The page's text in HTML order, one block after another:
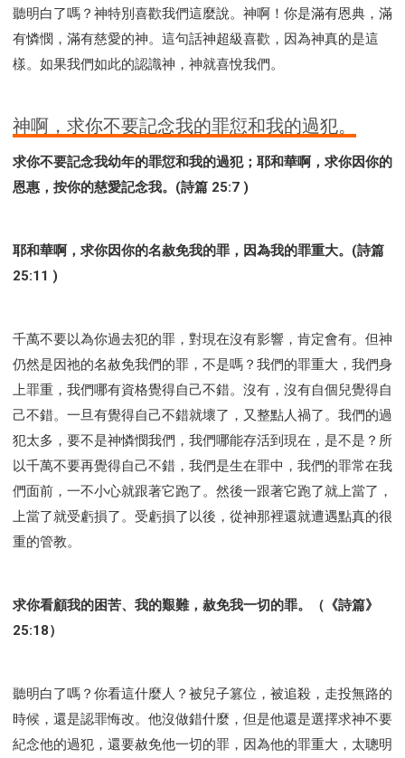
聽明白了嗎？神特別喜歡我們這麼說。神啊！你是滿有恩典，滿
有憐憫，滿有慈愛的神。這句話神超級喜歡，因為神真的是這
樣。如果我們如此的認識神，神就喜悅我們。
神啊，求你不要記念我的罪愆和我的過犯。
求你不要記念我幼年的罪愆和我的過犯；耶和華啊，求你因你的
恩惠，按你的慈愛記念我。(詩篇 25:7 )
耶和華啊，求你因你的名赦免我的罪，因為我的罪重大。(詩篇
25:11 )
千萬不要以為你過去犯的罪，對現在沒有影響，肯定會有。但神
仍然是因祂的名赦免我們的罪，不是嗎？我們的罪重大，我們身
上罪重，我們哪有資格覺得自己不錯。沒有，沒有自個兒覺得自
己不錯。一旦有覺得自己不錯就壞了，又整點人禍了。我們的過
犯太多，要不是神憐憫我們，我們哪能存活到現在，是不是？所
以千萬不要再覺得自己不錯，我們是生在罪中，我們的罪常在我
們面前，一不小心就跟著它跑了。然後一跟著它跑了就上當了，
上當了就受虧損了。受虧損了以後，從神那裡還就遭遇點真的很
重的管教。
求你看顧我的困苦、我的艱難，赦免我一切的罪。（《詩篇》
25:18）
聽明白了嗎？你看這什麼人？被兒子篡位，被追殺，走投無路的
時候，還是認罪悔改。他沒做錯什麼，但是他還是選擇求神不要
紀念他的過犯，還要赦免他一切的罪，因為他的罪重大，太聰明